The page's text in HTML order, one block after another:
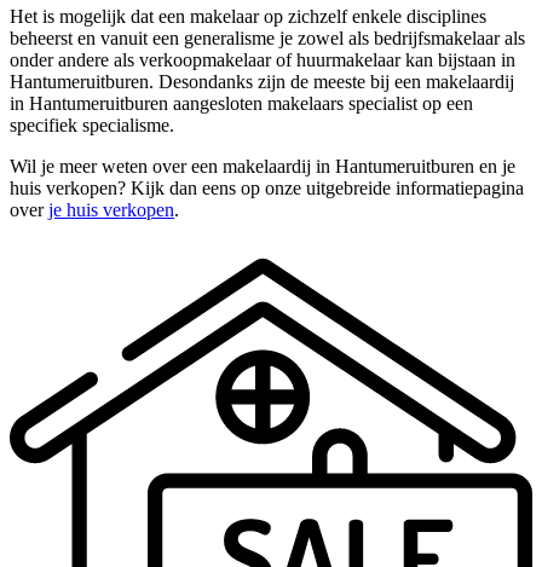
Het is mogelijk dat een makelaar op zichzelf enkele disciplines
beheerst en vanuit een generalisme je zowel als bedrijfsmakelaar als
onder andere als verkoopmakelaar of huurmakelaar kan bijstaan in
Hantumeruitburen. Desondanks zijn de meeste bij een makelaardij
in Hantumeruitburen aangesloten makelaars specialist op een
specifiek specialisme.
Wil je meer weten over een makelaardij in Hantumeruitburen en je
huis verkopen? Kijk dan eens op onze uitgebreide informatiepagina
overje huis verkopen.